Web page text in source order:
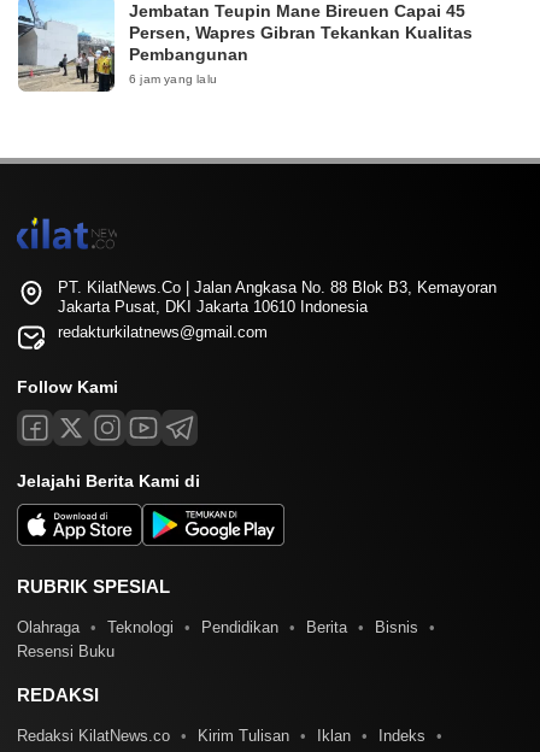
Jembatan Teupin Mane Bireuen Capai 45
Persen, Wapres Gibran Tekankan Kualitas
Pembangunan
6 jam yang lalu
PT. KilatNews.Co | Jalan Angkasa No. 88 Blok B3, Kemayoran
Jakarta Pusat, DKI Jakarta 10610 Indonesia
redakturkilatnews@gmail.com
Follow Kami
Jelajahi Berita Kami di
RUBRIK SPESIAL
Olahraga Teknologi Pendidikan Berita
Bisnis
Resensi Buku
REDAKSI
Redaksi KilatNews.co Kirim Tulisan Iklan
Indeks